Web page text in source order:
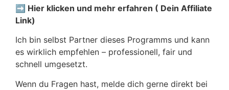
➡ Hier klicken und mehr erfahren ( Dein Affiliate
Link)
Ich bin selbst Partner dieses Programms und kann
es wirklich empfehlen – professionell, fair und
schnell umgesetzt.
Wenn du Fragen hast, melde dich gerne direkt bei